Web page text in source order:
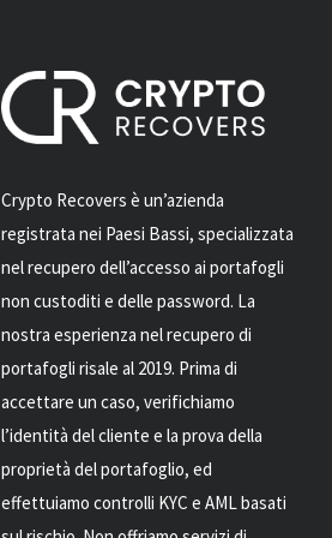
Crypto Recovers è un’azienda
registrata nei Paesi Bassi, specializzata
nel recupero dell’accesso ai portafogli
non custoditi e delle password. La
nostra esperienza nel recupero di
portafogli risale al 2019. Prima di
accettare un caso, verifichiamo
l’identità del cliente e la prova della
proprietà del portafoglio, ed
effettuiamo controlli KYC e AML basati